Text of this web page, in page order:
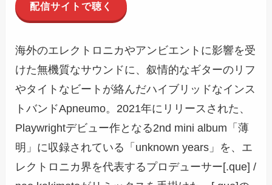
配信サイトで聴く
海外のエレクトロニカやアンビエントに影響を受
けた無機質なサウンドに、叙情的なギターのリフ
やタイトなビートが絡んだハイブリッドなインス
トバンドApneumo。2021年にリリースされた、
Playwrightデビュー作となる2nd mini album「薄
明」に収録されている「unknown years」を、エ
レクトロニカ界を代表するプロデューサー[.que] /